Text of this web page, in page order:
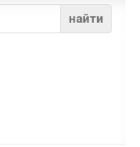
найти